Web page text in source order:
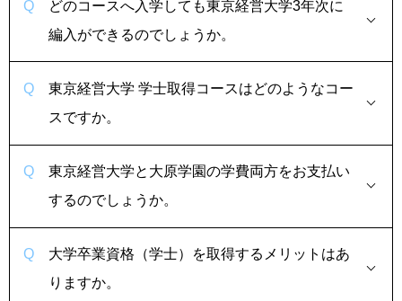
どのコースへ入学しても東京経営大学3年次に
編入ができるのでしょうか。
東京経営大学 学士取得コースはどのようなコー
スですか。
東京経営大学と大原学園の学費両方をお支払い
するのでしょうか。
大学卒業資格（学士）を取得するメリットはあ
りますか。